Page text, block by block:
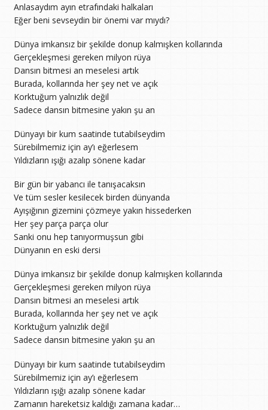
Anlasaydım ayın etrafındaki halkaları
Eğer beni sevseydin bir önemi var mıydı?
Dünya imkansız bir şekilde donup kalmışken kollarında
Gerçekleşmesi gereken milyon rüya
Dansın bitmesi an meselesi artık
Burada, kollarında her şey net ve açık
Korktuğum yalnızlık değil
Sadece dansın bitmesine yakın şu an
Dünyayı bir kum saatinde tutabilseydim
Sürebilmemiz için ay’ı eğerlesem
Yıldızların ışığı azalıp sönene kadar
Bir gün bir yabancı ile tanışacaksın
Ve tüm sesler kesilecek birden dünyanda
Ayışığının gizemini çözmeye yakın hissederken
Her şey parça parça olur
Sanki onu hep tanıyormuşsun gibi
Dünyanın en eski dersi
Dünya imkansız bir şekilde donup kalmışken kollarında
Gerçekleşmesi gereken milyon rüya
Dansın bitmesi an meselesi artık
Burada, kollarında her şey net ve açık
Korktuğum yalnızlık değil
Sadece dansın bitmesine yakın şu an
Dünyayı bir kum saatinde tutabilseydim
Sürebilmemiz için ay’ı eğerlesem
Yıldızların ışığı azalıp sönene kadar
Zamanın hareketsiz kaldığı zamana kadar…